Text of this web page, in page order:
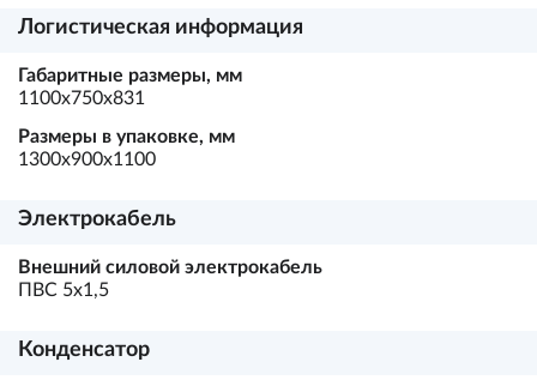
Логистическая информация
Габаритные размеры, мм
1100х750х831
Размеры в упаковке, мм
1300х900х1100
Электрокабель
Внешний силовой электрокабель
ПВС 5х1,5
Конденсатор